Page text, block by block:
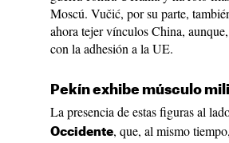
Moscú. Vučić, por su parte,
ahora tejer vínculos China,
con la adhesión a la UE.
Pekín exhibe músculo
La presencia de estas figuras al
Occidente, que, al mismo